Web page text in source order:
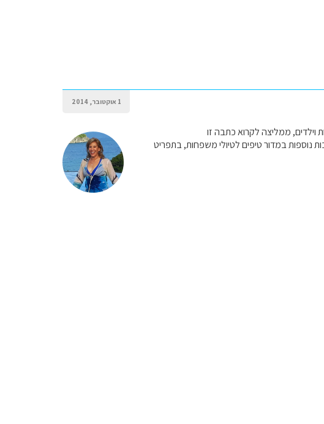
1 אוקטובר, 2014
וילדים, ממליצה לקרוא כתבה זו
נוספות במדור טיפים לטיולי משפחות, בתפריט